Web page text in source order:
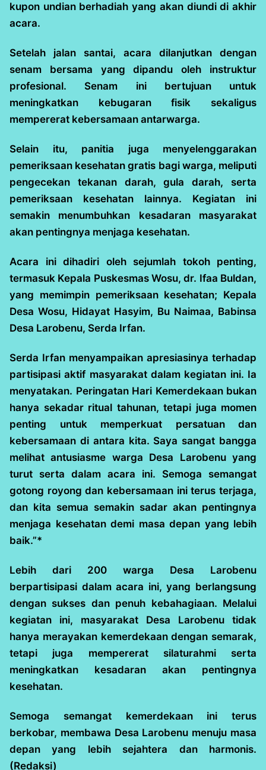
kupon undian berhadiah yang akan diundi di akhir
acara.
Setelah jalan santai, acara dilanjutkan dengan
senam bersama yang dipandu oleh instruktur
profesional. Senam ini bertujuan untuk
meningkatkan kebugaran fisik sekaligus
mempererat kebersamaan antarwarga.
Selain itu, panitia juga menyelenggarakan
pemeriksaan kesehatan gratis bagi warga, meliputi
pengecekan tekanan darah, gula darah, serta
pemeriksaan kesehatan lainnya. Kegiatan ini
semakin menumbuhkan kesadaran masyarakat
akan pentingnya menjaga kesehatan.
Acara ini dihadiri oleh sejumlah tokoh penting,
termasuk Kepala Puskesmas Wosu, dr. Ifaa Buldan,
yang memimpin pemeriksaan kesehatan; Kepala
Desa Wosu, Hidayat Hasyim, Bu Naimaa, Babinsa
Desa Larobenu, Serda Irfan.
Serda Irfan menyampaikan apresiasinya terhadap
partisipasi aktif masyarakat dalam kegiatan ini. Ia
menyatakan. Peringatan Hari Kemerdekaan bukan
hanya sekadar ritual tahunan, tetapi juga momen
penting untuk memperkuat persatuan dan
kebersamaan di antara kita. Saya sangat bangga
melihat antusiasme warga Desa Larobenu yang
turut serta dalam acara ini. Semoga semangat
gotong royong dan kebersamaan ini terus terjaga,
dan kita semua semakin sadar akan pentingnya
menjaga kesehatan demi masa depan yang lebih
baik.”*
Lebih dari 200 warga Desa Larobenu
berpartisipasi dalam acara ini, yang berlangsung
dengan sukses dan penuh kebahagiaan. Melalui
kegiatan ini, masyarakat Desa Larobenu tidak
hanya merayakan kemerdekaan dengan semarak,
tetapi juga mempererat silaturahmi serta
meningkatkan kesadaran akan pentingnya
kesehatan.
Semoga semangat kemerdekaan ini terus
berkobar, membawa Desa Larobenu menuju masa
depan yang lebih sejahtera dan harmonis.
(Redaksi)